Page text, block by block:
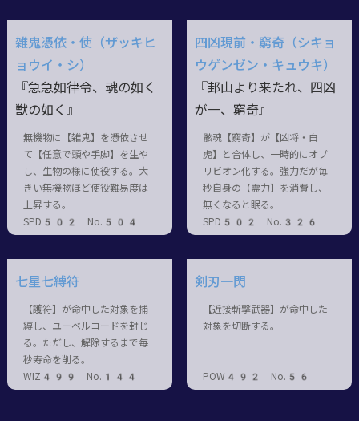
雑鬼憑依・使（ザッキヒ
ョウイ・シ）
『急急如律令、魂の如く
獣の如く』
無機物に【雑鬼】を憑依させ
て【任意で頭や手脚】を生や
し、生物の様に使役する。大
きい無機物ほど使役難易度は
上昇する。
SPD502 No.504
四凶現前・窮奇（シキョ
ウゲンゼン・キュウキ）
『邽山より来たれ、四凶
が一、窮奇』
骸魂【窮奇】が【凶将・白
虎】と合体し、一時的にオブ
リビオン化する。強力だが毎
秒自身の【霊力】を消費し、
無くなると眠る。
SPD502 No.326
七星七縛符
【護符】が命中した対象を捕
縛し、ユーベルコードを封じ
る。ただし、解除するまで毎
秒寿命を削る。
WIZ499 No.144
剣刃一閃
【近接斬撃武器】が命中した
対象を切断する。
POW492 No.56